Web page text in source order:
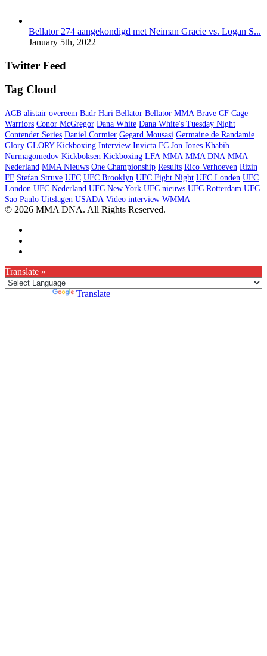
Bellator 274 aangekondigd met Neiman Gracie vs. Logan S...
January 5th, 2022
Twitter Feed
Tag Cloud
ACB alistair overeem Badr Hari Bellator Bellator MMA Brave CF Cage
Warriors Conor McGregor Dana White Dana White's Tuesday Night
Contender Series Daniel Cormier Gegard Mousasi Germaine de Randamie
Glory GLORY Kickboxing Interview Invicta FC Jon Jones Khabib
Nurmagomedov Kickboksen Kickboxing LFA MMA MMA DNA MMA
Nederland MMA Nieuws One Championship Results Rico Verhoeven Rizin
FF Stefan Struve UFC UFC Brooklyn UFC Fight Night UFC Londen UFC
London UFC Nederland UFC New York UFC nieuws UFC Rotterdam UFC
Sao Paulo Uitslagen USADA Video interview WMMA
© 2026 MMA DNA. All Rights Reserved.
Translate »
Translate